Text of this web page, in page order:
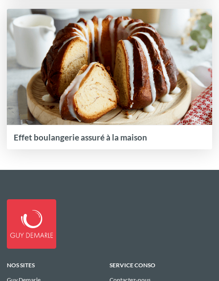
Effet boulangerie assuré à la maison
NOS SITES
SERVICE CONSO